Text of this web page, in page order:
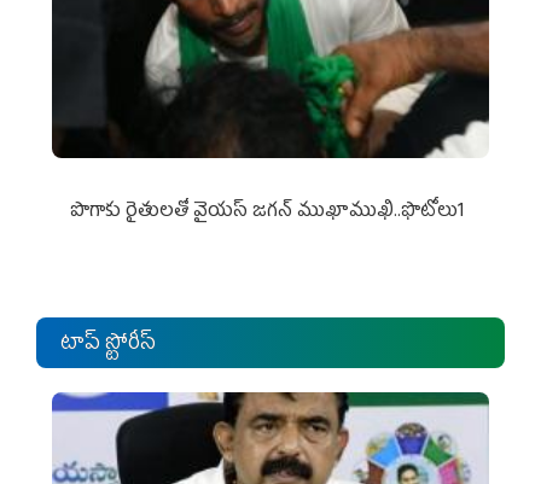
పొగాకు రైతుల‌తో వైయ‌స్ జ‌గ‌న్ ముఖాముఖి..ఫొటోలు1
టాప్ స్టోరీస్